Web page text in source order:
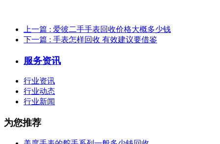
上一篇 : 爱彼二手手表回收价格大概多少钱
下一篇 : 手表怎样回收 有效建议要借鉴
服务资讯
行业资讯
行业动态
行业新闻
为您推荐